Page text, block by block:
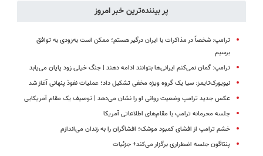
پر بیننده‌ترین خبر امروز
ترامپ: شخصاً در مذاکرات با ایران درگیر هستم؛ ممکن است به‌زودی به توافق
برسیم
ترامپ: گمان نمی‌کنم ایرانی‌ها بتوانند ادامه دهند | جنگ خیلی زود پایان می‌یابد
نیویورک‌تایمز: سیا یک گروه ویژه مخفی تشکیل داد؛ عملیات نفوذ پنهانی آغاز شد
عکس جدید ترامپ وضعیت روانی او را نشان می‌دهد | توصیف یک مقام آمریکایی
جلسه محرمانه ترامپ با مقام‌های اطلاعاتی آمریکا
خشم ترامپ از افشای کمبود موشک؛ افشاگران را به زندان می‌اندازم
پنتاگون جلسه اضطراری برگزار می‌کند+ جزئیات